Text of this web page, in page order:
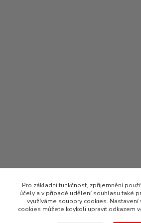
Pro základní funkčnost, zpříjemnění
účely a v případě udělení souhlasu také
využíváme soubory cookies.
cookies můžete kdykoli upravit odkazem